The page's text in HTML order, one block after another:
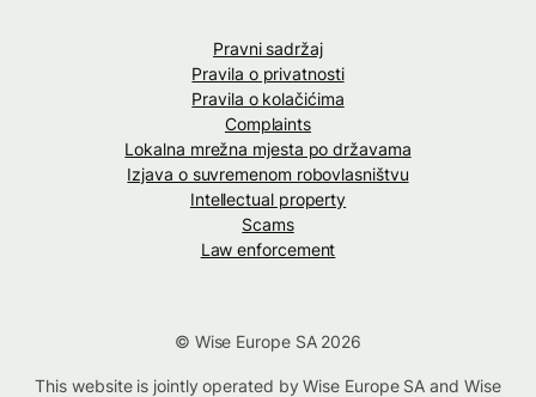
Pravni sadržaj
Pravila o privatnosti
Pravila o kolačićima
Complaints
Lokalna mrežna mjesta po državama
Izjava o suvremenom robovlasništvu
Intellectual property
Scams
Law enforcement
© Wise Europe SA 2026
This website is jointly operated by Wise Europe SA and Wise